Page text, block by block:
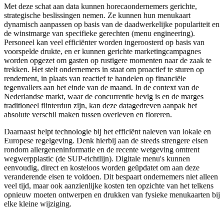
Met deze schat aan data kunnen horecaondernemers gerichte,
strategische beslissingen nemen. Ze kunnen hun menukaart
dynamisch aanpassen op basis van de daadwerkelijke populariteit en
de winstmarge van specifieke gerechten (menu engineering).
Personeel kan veel efficiënter worden ingeroosterd op basis van
voorspelde drukte, en er kunnen gerichte marketingcampagnes
worden opgezet om gasten op rustigere momenten naar de zaak te
trekken. Het stelt ondernemers in staat om proactief te sturen op
rendement, in plaats van reactief te handelen op financiële
tegenvallers aan het einde van de maand. In de context van de
Nederlandse markt, waar de concurrentie hevig is en de marges
traditioneel flinterdun zijn, kan deze datagedreven aanpak het
absolute verschil maken tussen overleven en floreren.
Daarnaast helpt technologie bij het efficiënt naleven van lokale en
Europese regelgeving. Denk hierbij aan de steeds strengere eisen
rondom allergeneninformatie en de recente wetgeving omtrent
wegwerpplastic (de SUP-richtlijn). Digitale menu's kunnen
eenvoudig, direct en kosteloos worden geüpdatet om aan deze
veranderende eisen te voldoen. Dit bespaart ondernemers niet alleen
veel tijd, maar ook aanzienlijke kosten ten opzichte van het telkens
opnieuw moeten ontwerpen en drukken van fysieke menukaarten bij
elke kleine wijziging.